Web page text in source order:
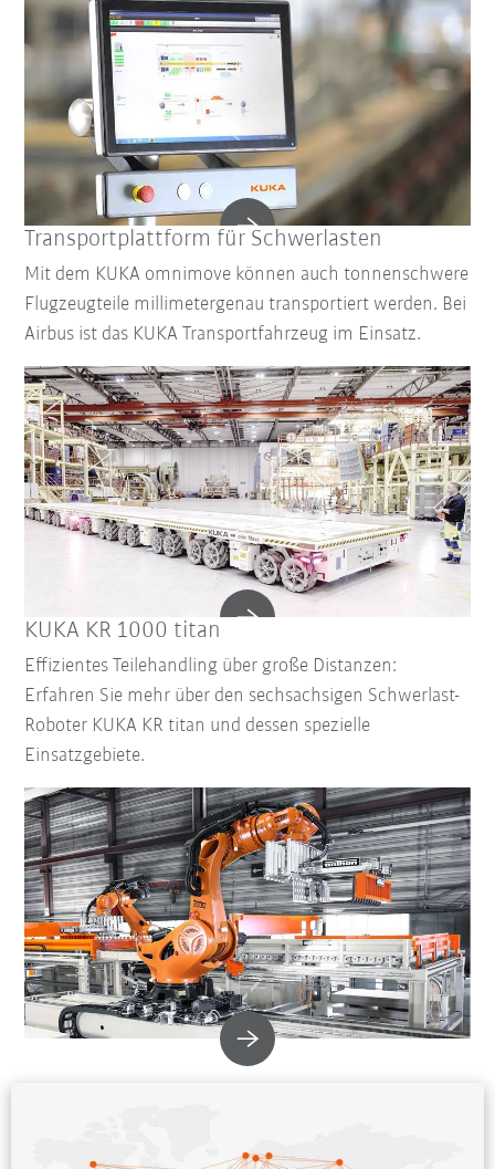
Transportplattform für Schwerlasten
Mit dem KUKA omnimove können auch tonnenschwere
Flugzeugteile millimetergenau transportiert werden. Bei
Airbus ist das KUKA Transportfahrzeug im Einsatz.
KUKA KR 1000 titan
Effizientes Teilehandling über große Distanzen:
Erfahren Sie mehr über den sechsachsigen Schwerlast-
Roboter KUKA KR titan und dessen spezielle
Einsatzgebiete.